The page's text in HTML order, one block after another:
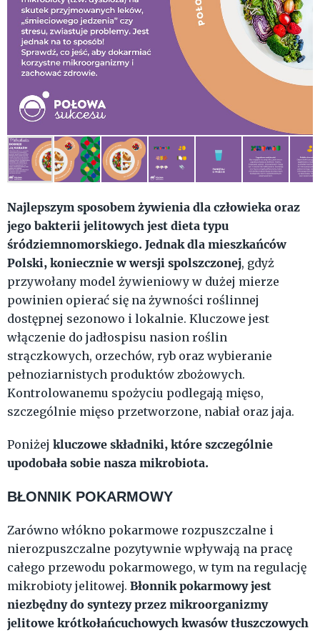
Najlepszym sposobem żywienia dla człowieka oraz
jego bakterii jelitowych jest dieta typu
śródziemnomorskiego. Jednak dla mieszkańców
Polski, koniecznie w wersji spolszczonej, gdyż
przywołany model żywieniowy w dużej mierze
powinien opierać się na żywności roślinnej
dostępnej sezonowo i lokalnie. Kluczowe jest
włączenie do jadłospisu nasion roślin
strączkowych, orzechów, ryb oraz wybieranie
pełnoziarnistych produktów zbożowych.
Kontrolowanemu spożyciu podlegają mięso,
szczególnie mięso przetworzone, nabiał oraz jaja.
Poniżej kluczowe składniki, które szczególnie
upodobała sobie nasza mikrobiota.
BŁONNIK POKARMOWY
Zarówno włókno pokarmowe rozpuszczalne i
nierozpuszczalne pozytywnie wpływają na pracę
całego przewodu pokarmowego, w tym na regulację
mikrobioty jelitowej. Błonnik pokarmowy jest
niezbędny do syntezy przez mikroorganizmy
jelitowe krótkołańcuchowych kwasów tłuszczowych